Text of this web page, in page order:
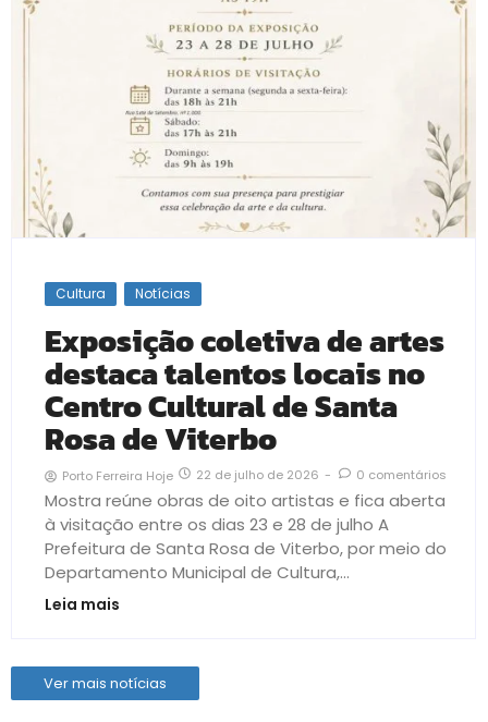
Cultura Notícias
Exposição coletiva de artes
destaca talentos locais no
Centro Cultural de Santa
Rosa de Viterbo
Porto Ferreira Hoje 22 de julho de 2026 - 0 comentários
Mostra reúne obras de oito artistas e fica aberta
à visitação entre os dias 23 e 28 de julho A
Prefeitura de Santa Rosa de Viterbo, por meio do
Departamento Municipal de Cultura,...
Leia mais
Ver mais notícias